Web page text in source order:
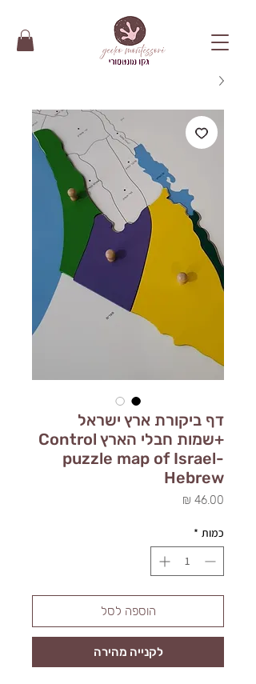
דף ביקורת ארץ ישראל
+שמות חבלי הארץ Control
puzzle map of Israel-
Hebrew
כמות *
הוספה לסל
לקנייה מהירה